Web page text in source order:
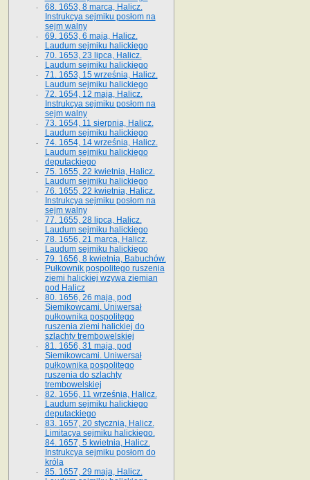
68. 1653, 8 marca, Halicz.
Instrukcya sejmiku posłom na
sejm walny
69. 1653, 6 maja, Halicz.
Laudum sejmiku halickiego
70. 1653, 23 lipca, Halicz.
Laudum sejmiku halickiego
71. 1653, 15 września, Halicz.
Laudum sejmiku halickiego
72. 1654, 12 maja, Halicz.
Instrukcya sejmiku posłom na
sejm walny
73. 1654, 11 sierpnia, Halicz.
Laudum sejmiku halickiego
74. 1654, 14 września, Halicz.
Laudum sejmiku halickiego
deputackiego
75. 1655, 22 kwietnia, Halicz.
Laudum sejmiku halickiego
76. 1655, 22 kwietnia, Halicz.
Instrukcya sejmiku posłom na
sejm walny
77. 1655, 28 lipca, Halicz.
Laudum sejmiku halickiego
78. 1656, 21 marca, Halicz.
Laudum sejmiku halickiego
79. 1656, 8 kwietnia, Babuchów.
Pułkownik pospolitego ruszenia
ziemi halickiej wzywa ziemian
pod Halicz
80. 1656, 26 maja, pod
Siemikowcami. Uniwersał
pułkownika pospolitego
ruszenia ziemi halickiej do
szlachty trembowelskiej
81. 1656, 31 maja, pod
Siemikowcami. Uniwersał
pułkownika pospolitego
ruszenia do szlachty
trembowelskiej
82. 1656, 11 września, Halicz.
Laudum sejmiku halickiego
deputackiego
83. 1657, 20 stycznia, Halicz.
Limitacya sejmiku halickiego.
84. 1657, 5 kwietnia, Halicz.
Instrukcya sejmiku posłom do
króla
85. 1657, 29 maja, Halicz.